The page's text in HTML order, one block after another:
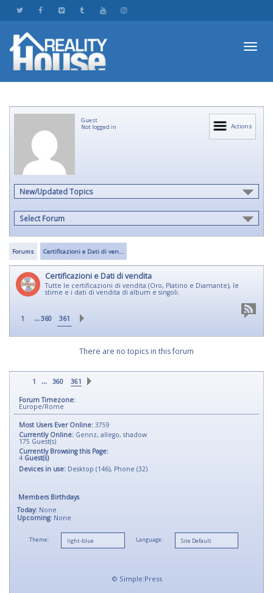
Actions
Guest
Not logged in
New/Updated Topics
Select Forum
Forums Certificazioni e Dati di ven…
Certificazioni e Dati di vendita
Tutte le certificazioni di vendita (Oro, Platino e Diamante), le
stime e i dati di vendita di album e singoli.
1 ...360 361
There are no topics in this forum
1 ... 360 361
Forum Timezone:
Europe/Rome
Most Users Ever Online: 3759
Currently Online: Gennz, allego, shadow
175 Guest(s)
Currently Browsing this Page:
4 Guest(s)
Devices in use: Desktop (146), Phone (32)
Members Birthdays
Today: None
Upcoming: None
Theme: Language:
© Simple:Press